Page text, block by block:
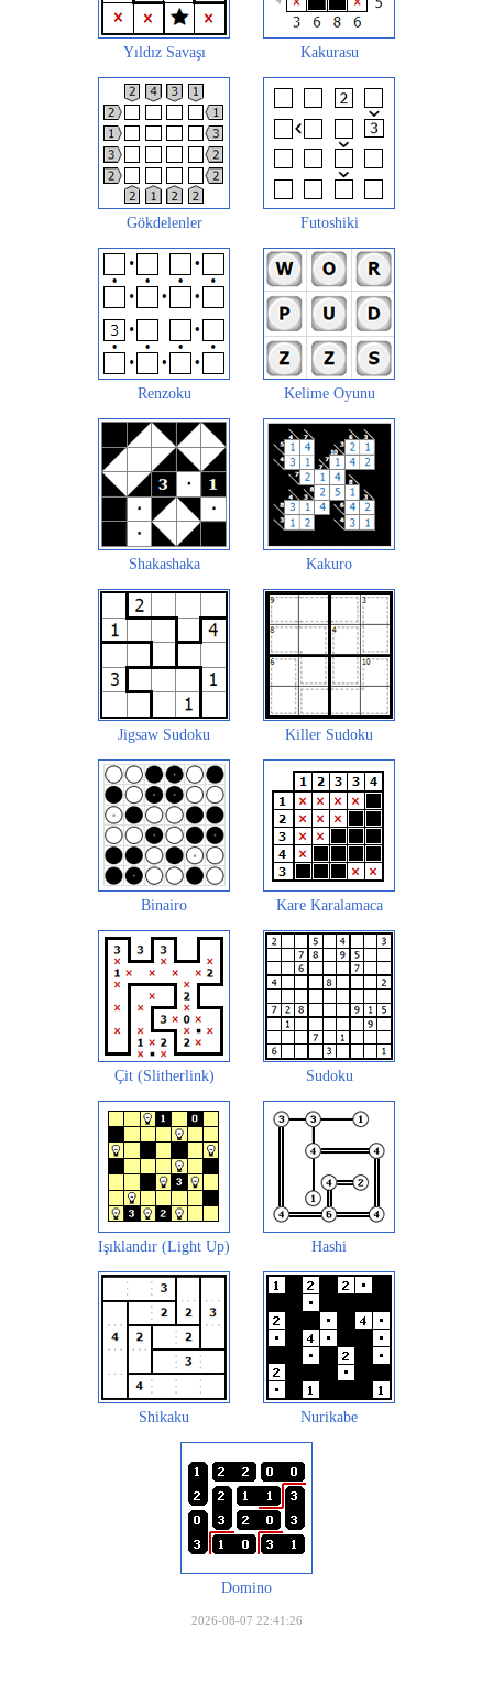
Yıldız Savaşı Kakurasu
Gökdelenler Futoshiki
Renzoku Kelime Oyunu
Shakashaka Kakuro
Jigsaw Sudoku Killer Sudoku
Binairo Kare Karalamaca
Çit (Slitherlink) Sudoku
Işıklandır (Light Up) Hashi
Shikaku Nurikabe
Domino
2026-08-07 22:41:26